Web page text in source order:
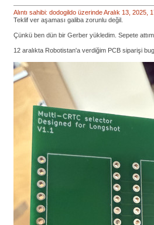
Alıntı sahibi: dodogildo üzerinde Aralık 13, 2025,
Teklif ver aşaması galiba zorunlu değil.
Çünkü ben dün bir Gerber yükledim. Sepete
12 aralıkta Robotistan'a verdiğim PCB siparişi